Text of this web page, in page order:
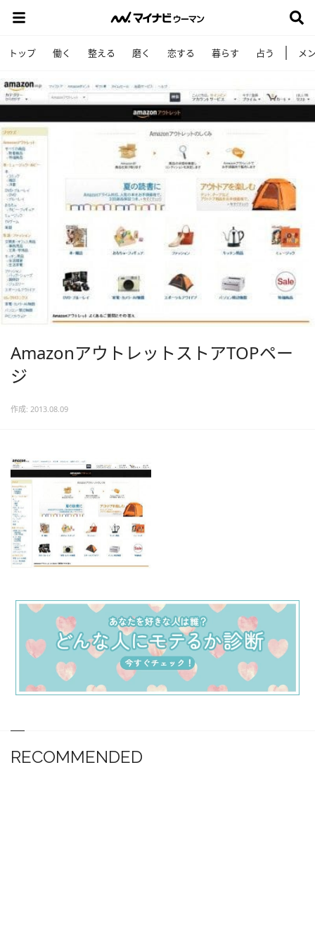
トップ 働く 整える 磨く 恋する 暮らす 占う メ
AmazonアウトレットストアTOPペー
ジ
作成: 2013.08.09
RECOMMENDED